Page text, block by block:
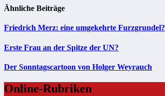
Ähnliche Beiträge
Friedrich Merz: eine umgekehrte Furzgrundel?
Erste Frau an der Spitze der UN?
Der Sonntagscartoon von Holger Weyrauch
Online-Rubriken